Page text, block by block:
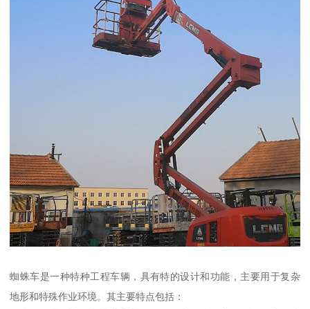
蜘蛛车是一种特种工程车辆，具有特的设计和功能，主要用于复杂
地形和特殊作业环境。其主要特点包括：